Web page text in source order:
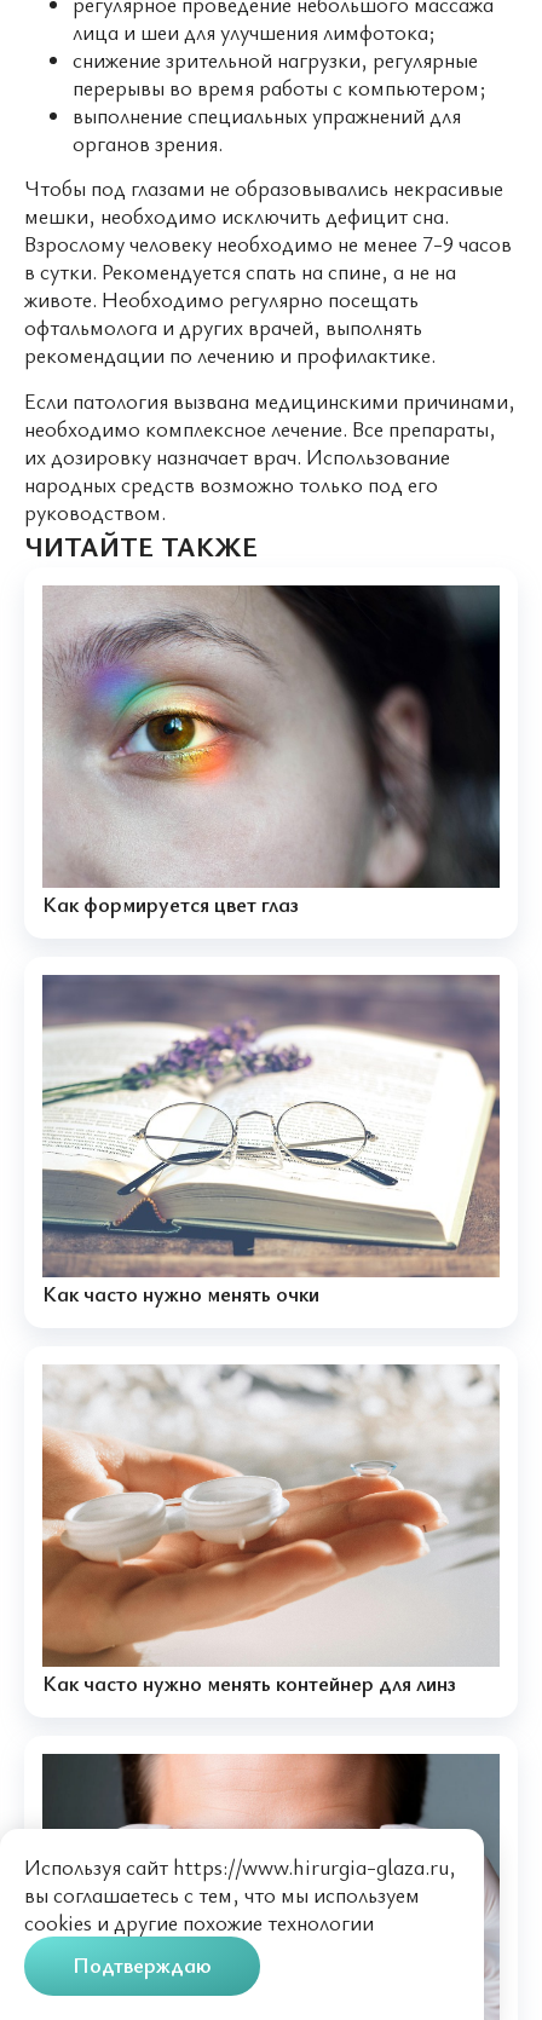
лица и шеи для улучшения лимфотока;
снижение зрительной нагрузки, регулярные
перерывы во время работы с компьютером;
выполнение специальных упражнений для
органов зрения.
Чтобы под глазами не образовывались некрасивые
мешки, необходимо исключить дефицит сна.
Взрослому человеку необходимо не менее 7-9 часов
в сутки. Рекомендуется спать на спине, а не на
животе. Необходимо регулярно посещать
офтальмолога и других врачей, выполнять
рекомендации по лечению и профилактике.
Если патология вызвана медицинскими причинами,
необходимо комплексное лечение. Все препараты,
их дозировку назначает врач. Использование
народных средств возможно только под его
руководством.
ЧИТАЙТЕ ТАКЖЕ
Как формируется цвет глаз
Как часто нужно менять очки
Как часто нужно менять контейнер для линз
Используя сайт https://www.hirurgia-glaza.ru,
вы соглашаетесь с тем, что мы используем
cookies и другие похожие технологии
Подтверждаю